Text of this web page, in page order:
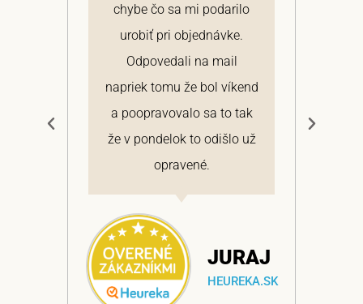
chybe čo sa mi podarilo
urobiť pri objednávke.
Odpovedali na mail
napriek tomu že bol víkend
a poopravovalo sa to tak
že v pondelok to odišlo už
opravené.
JURAJ
HEUREKA.SK